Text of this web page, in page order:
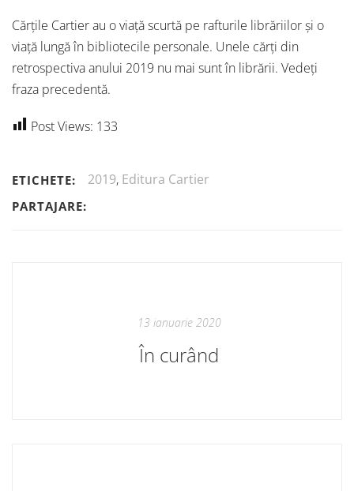
Cărțile Cartier au o viață scurtă pe rafturile librăriilor și o
viață lungă în bibliotecile personale. Unele cărți din
retrospectiva anului 2019 nu mai sunt în librării. Vedeți
fraza precedentă.
Post Views: 133
ETICHETE: 2019, Editura Cartier
PARTAJARE:
13 ianuarie 2020
În curând